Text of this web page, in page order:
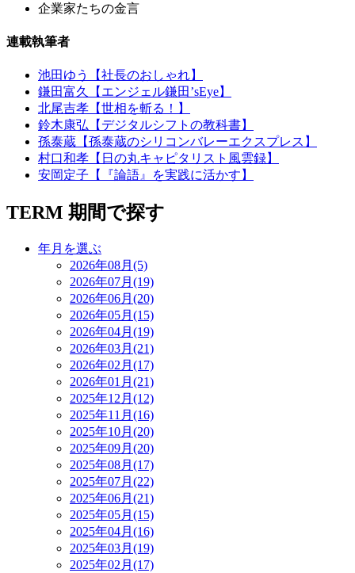
企業家たちの金言
連載執筆者
池田ゆう【社長のおしゃれ】
鎌田富久【エンジェル鎌田’sEye】
北尾吉孝【世相を斬る！】
鈴木康弘【デジタルシフトの教科書】
孫泰蔵【孫泰蔵のシリコンバレーエクスプレス】
村口和孝【日の丸キャピタリスト風雲録】
安岡定子【『論語』を実践に活かす】
TERM 期間で探す
年月を選ぶ
2026年08月(5)
2026年07月(19)
2026年06月(20)
2026年05月(15)
2026年04月(19)
2026年03月(21)
2026年02月(17)
2026年01月(21)
2025年12月(12)
2025年11月(16)
2025年10月(20)
2025年09月(20)
2025年08月(17)
2025年07月(22)
2025年06月(21)
2025年05月(15)
2025年04月(16)
2025年03月(19)
2025年02月(17)